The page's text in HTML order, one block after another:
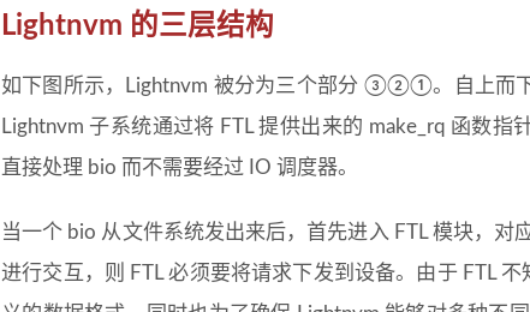
Lightnvm 的三层结构
如下图所示，Lightnvm 被分为三个部分 ③②①。自上而下
Lightnvm 子系统通过将 FTL 提供出来的 make_rq 函数指
直接处理 bio 而不需要经过 IO 调度器。
当一个 bio 从文件系统发出来后，首先进入 FTL 模块，
进行交互，则 FTL 必须要将请求下发到设备。由于 FTL